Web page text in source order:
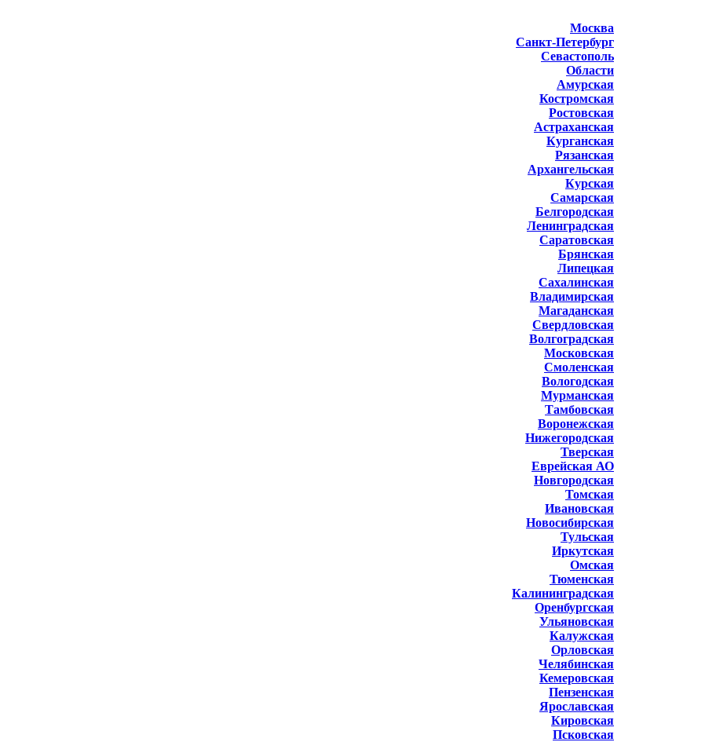
Москва
Санкт-Петербург
Севастополь
Области
Амурская
Костромская
Ростовская
Астраханская
Курганская
Рязанская
Архангельская
Курская
Самарская
Белгородская
Ленинградская
Саратовская
Брянская
Липецкая
Сахалинская
Владимирская
Магаданская
Свердловская
Волгоградская
Московская
Смоленская
Вологодская
Мурманская
Тамбовская
Воронежская
Нижегородская
Тверская
Еврейская АО
Новгородская
Томская
Ивановская
Новосибирская
Тульская
Иркутская
Омская
Тюменская
Калининградская
Оренбургская
Ульяновская
Калужская
Орловская
Челябинская
Кемеровская
Пензенская
Ярославская
Кировская
Псковская